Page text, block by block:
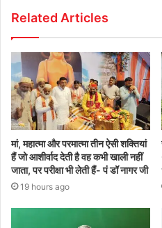
Related Articles
मां, महात्मा और परमात्मा तीन ऐसी शक्तियां
हैं जो आशीर्वाद देती है वह कभी खाली नहीं
जाता, पर परीक्षा भी लेती हैं- पं डॉ नागर जी
19 hours ago